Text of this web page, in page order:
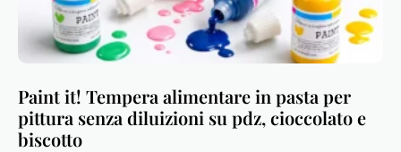
Paint it! Tempera alimentare in pasta per
pittura senza diluizioni su pdz, cioccolato e
biscotto